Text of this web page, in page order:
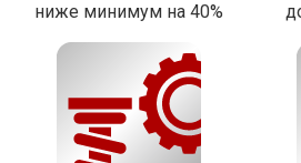
ниже минимум на 40%